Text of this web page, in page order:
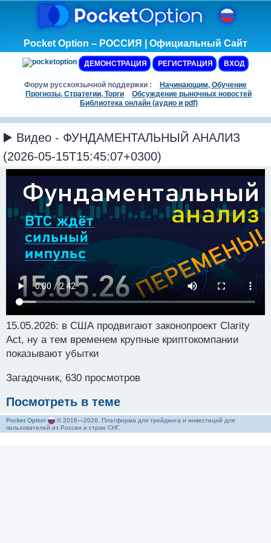
Pocket Option – РОССИЯ | Официальный Сайт
ДЕМОНСТРАЦИЯ РЕГИСТРАЦИЯ ВХОД
Форум русскоязычной поддержки :
Начинающим, Обучение
Прогнозы, Стратегии, Торги
Обсуждение рыночных новостей
Библиотека онлайн (аудио и pdf)
▶️ Видео - ФУНДАМЕНТАЛЬНЫЙ АНАЛИЗ
(2026-05-15T15:45:07+0300)
15.05.2026: в США продвигают законопроект Clarity
Act, ну а тем временем крупные криптокомпании
показывают убытки
Загадочник, 630 просмотров
Посмотреть в теме
Pocket Option
© 2016—2026. Платформа для трейдинга и инвестиций для
пользователей из России и стран СНГ.